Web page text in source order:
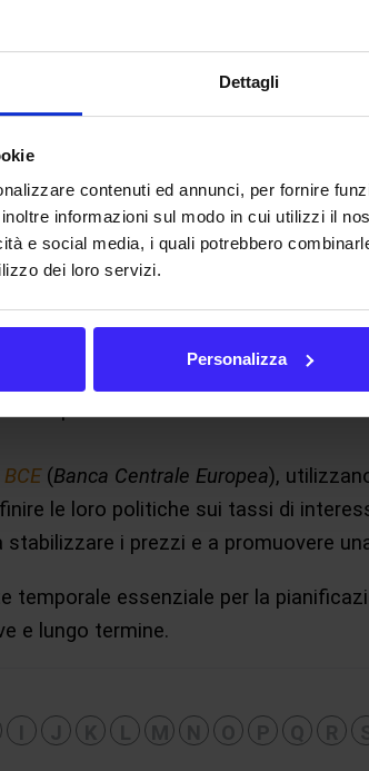
Dettagli
contenuti ed annunci, per fornire
informazioni sul modo in cui utilizzi il
e social media, i quali potrebbero
dei loro servizi.
Personalizza
:
di medio termine (
investimenti in fondi comuni,
pianificazione di obiettivi finanziari
di una parte della pensione;
il rimborso dei debiti a
pubblico a medio termine sono
BCE(Banca Centrale Europea),
le loro politiche sui tassi di
i prezzi e a promuovere
temporale essenziale per la
e lungo termine.